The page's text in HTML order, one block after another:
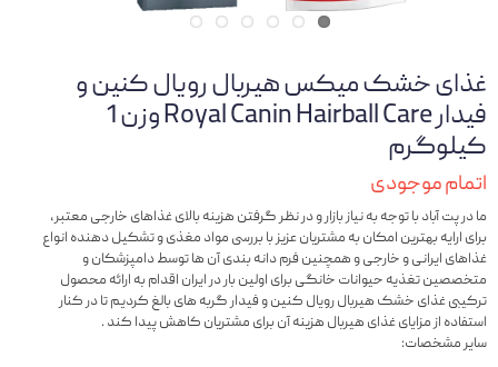
غذای خشک میکس هیربال رویال کنین و
فیدار Royal Canin Hairball Care وزن 1
کیلوگرم
اتمام موجودی
ما در پت آباد با توجه به نیاز بازار و در نظر گرفتن هزینه بالای غذاهای خارجی معتبر،
برای ارایه بهترین امکان به مشتریان عزیز با بررسی مواد مغذی و تشکیل دهنده انواع
غذاهای ایرانی و خارجی و همچنین فرم دانه بندی آن ها توسط دامپزشکان و
متخصصین تغذیه حیوانات خانگی برای اولین بار در ایران اقدام به ارائه محصول
ترکیبی غذای خشک هیربال رویال کنین و فیدار گربه های بالغ کردیم تا در کنار
استفاده از مزایای غذای هیربال هزینه آن برای مشتریان کاهش پیدا کند .
سایر مشخصات: